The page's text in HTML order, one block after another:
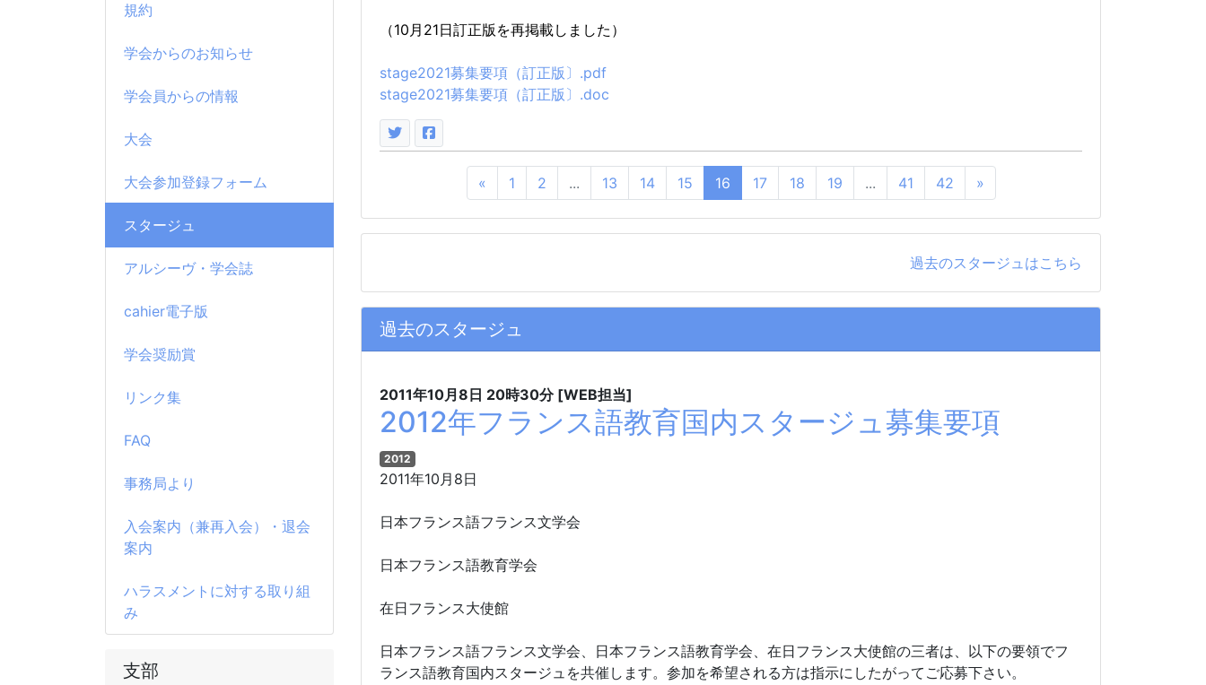
規約
学会からのお知らせ
学会員からの情報
大会
大会参加登録フォーム
スタージュ
アルシーヴ・学会誌
cahier電子版
学会奨励賞
リンク集
FAQ
事務局より
入会案内（兼再入会）・退会
案内
ハラスメントに対する取り組
み
支部
（10月21日訂正版を再掲載しました）
stage2021募集要項（訂正版〕.pdf
stage2021募集要項（訂正版〕.doc
« 1 2 ... 13 14 15 16 17 18 19 ... 41 42 »
過去のスタージュはこちら
過去のスタージュ
2011年10月8日 20時30分 [WEB担当]
2012年フランス語教育国内スタージュ募集要項
2012
2011年10月8日
日本フランス語フランス文学会
日本フランス語教育学会
在日フランス大使館
日本フランス語フランス文学会、日本フランス語教育学会、在日フランス大使館の三者は、以下の要領でフ
ランス語教育国内スタージュを共催します。参加を希望される方は指示にしたがってご応募下さい。